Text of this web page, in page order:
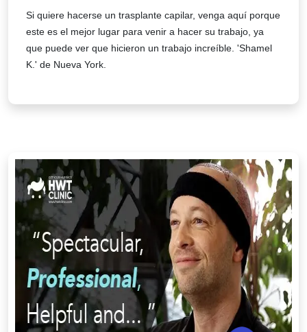
Si quiere hacerse un trasplante capilar, venga aquí porque
este es el mejor lugar para venir a hacer su trabajo, ya
que puede ver que hicieron un trabajo increíble. 'Shamel
K.' de Nueva York.